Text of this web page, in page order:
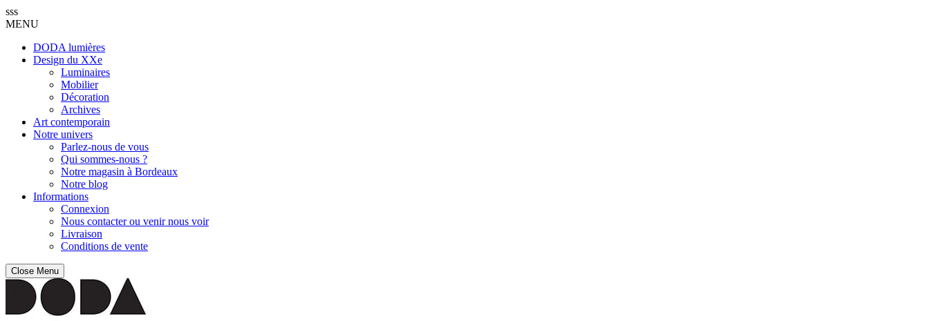
sss
MENU
DODA lumières
Design du XXe
Luminaires
Mobilier
Décoration
Archives
Art contemporain
Notre univers
Parlez-nous de vous
Qui sommes-nous ?
Notre magasin à Bordeaux
Notre blog
Informations
Connexion
Nous contacter ou venir nous voir
Livraison
Conditions de vente
Close Menu